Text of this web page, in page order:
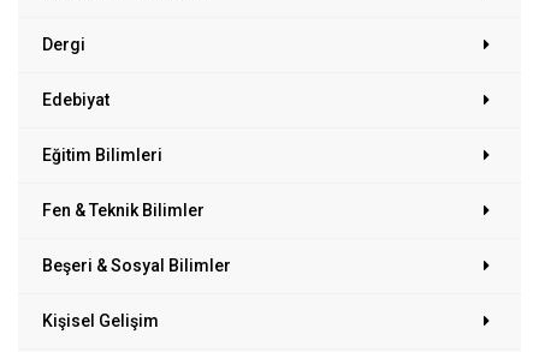
Dergi
Edebiyat
Eğitim Bilimleri
Fen & Teknik Bilimler
Beşeri & Sosyal Bilimler
Kişisel Gelişim